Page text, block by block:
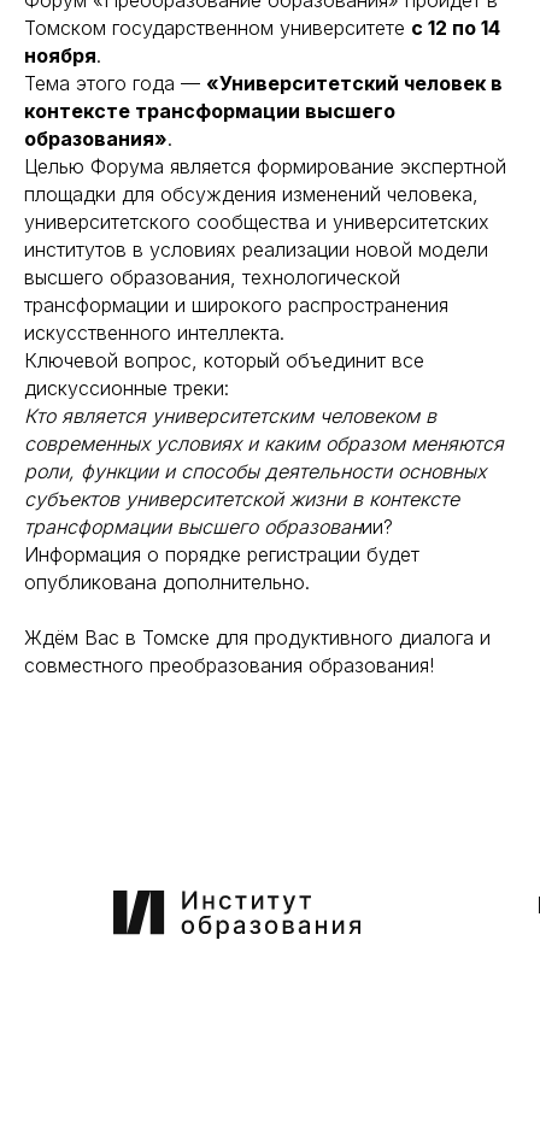
Томском государственном университете с 12 по 14
ноября.
Тема этого года — «Университетский человек в
контексте трансформации высшего
образования».
Целью Форума является формирование экспертной
площадки для обсуждения изменений человека,
университетского сообщества и университетских
институтов в условиях реализации новой модели
высшего образования, технологической
трансформации и широкого распространения
искусственного интеллекта.
Ключевой вопрос, который объединит все
дискуссионные треки:
Кто является университетским человеком в
современных условиях и каким образом меняются
роли, функции и способы деятельности основных
субъектов университетской жизни в контексте
трансформации высшего образовании?
Информация о порядке регистрации будет
опубликована дополнительно.
Ждём Вас в Томске для продуктивного диалога и
совместного преобразования образования!